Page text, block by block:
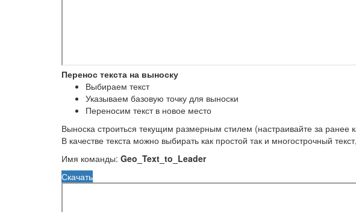
Перенос текста на выноску
Выбираем текст
Указываем базовую точку для выноски
Переносим текст в новое место
Выноска строиться текущим размерным стилем (настраивайте за ранее
В качестве текста можно выбирать как простой так и многострочный
Имя команды: Geo_Text_to_Leader
Скачать